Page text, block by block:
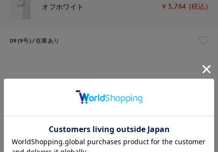
オフホワイト ￥3,784 (税込)
09(9号) 在庫あり